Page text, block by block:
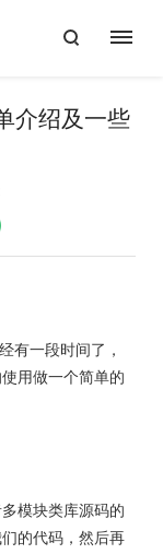
介绍及一些
有一段时间了，
用做一个简单的
模块类库源码的
的代码，然后再